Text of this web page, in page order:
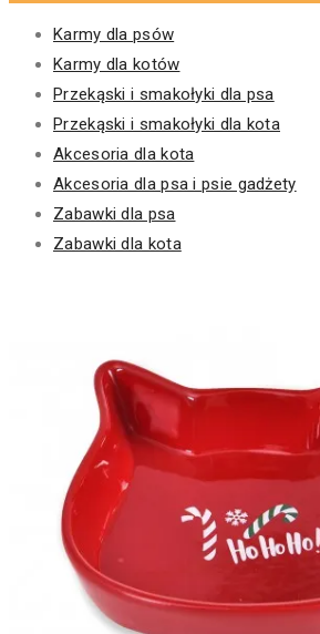
Karmy dla psów
Karmy dla kotów
Przekąski i smakołyki dla psa
Przekąski i smakołyki dla kota
Akcesoria dla kota
Akcesoria dla psa i psie gadżety
Zabawki dla psa
Zabawki dla kota